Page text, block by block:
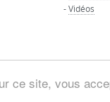
ce site, vous
-Vidéos